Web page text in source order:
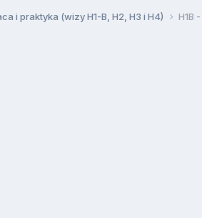
i praktyka (wizy H1-B, H2, H3 i H4) H1B